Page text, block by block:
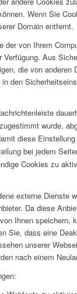
Wenn Sie
Domain entfernt.
der von Ihrem
Aus
die von anderen
den
wurde,
diese
bei jedem
Cookies zu
externe Dienste
Da diese
Ihnen speichern,
Sie, dass eine
unserer
nach einem